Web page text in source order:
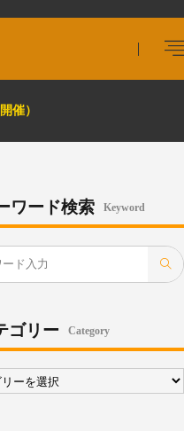
催）
ワード検索 Keyword
ゴリー Category